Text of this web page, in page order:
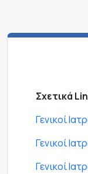
Σχετικά
Γενικοί
Γενικοί
Γενικοί